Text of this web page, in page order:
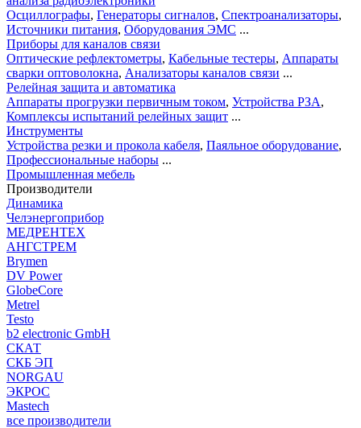
Осциллографы, Генераторы сигналов, Спектроанализаторы,
Источники питания, Оборудования ЭМС ...
Приборы для каналов связи
Оптические рефлектометры, Кабельные тестеры, Аппараты
сварки оптоволокна, Анализаторы каналов связи ...
Релейная защита и автоматика
Аппараты прогрузки первичным током, Устройства РЗА,
Комплексы испытаний релейных защит ...
Инструменты
Устройства резки и прокола кабеля, Паяльное оборудование,
Профессиональные наборы ...
Промышленная мебель
Производители
Динамика
Челэнергоприбор
МЕДРЕНТЕХ
АНГСТРЕМ
Brymen
DV Power
GlobeCore
Metrel
Testo
b2 electronic GmbH
СКАТ
СКБ ЭП
NORGAU
ЭКРОС
Mastech
все производители